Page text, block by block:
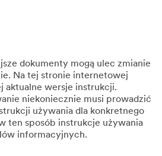
dokumenty mogą ulec zmianie
Na tej stronie internetowej
aktualne wersje instrukcji.
niekoniecznie musi prowadzić
używania dla konkretnego
ten sposób instrukcje używania
informacyjnych.